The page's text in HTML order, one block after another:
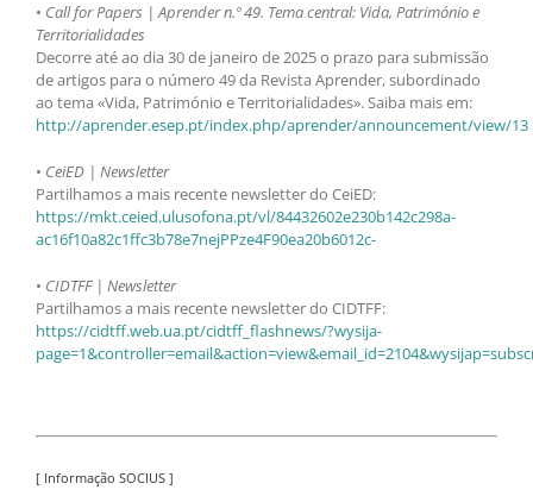
• Call for Papers | Aprender n.º 49. Tema central: Vida, Património e
Territorialidades
Decorre até ao dia 30 de janeiro de 2025 o prazo para submissão
de artigos para o número 49 da Revista Aprender, subordinado
ao tema «Vida, Património e Territorialidades». Saiba mais em:
http://aprender.esep.pt/index.php/aprender/announcement/view/13
• CeiED | Newsletter
Partilhamos a mais recente newsletter do CeiED:
https://mkt.ceied.ulusofona.pt/vl/84432602e230b142c298a-
ac16f10a82c1ffc3b78e7nejPPze4F90ea20b6012c-
• CIDTFF | Newsletter
Partilhamos a mais recente newsletter do CIDTFF:
https://cidtff.web.ua.pt/cidtff_flashnews/?wysija-
[ Informação SOCIUS ]